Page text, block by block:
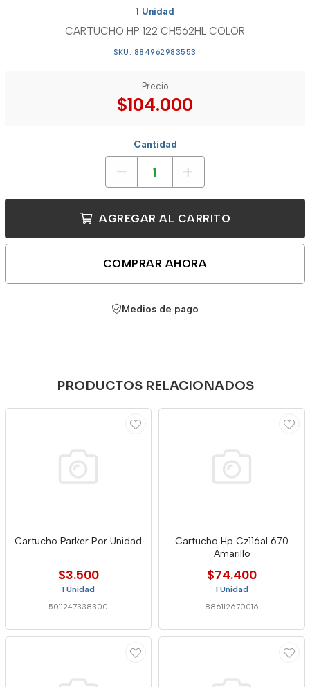
1 Unidad
CARTUCHO HP 122 CH562HL COLOR
SKU: 884962983553
Precio
$104.000
Cantidad
AGREGAR AL CARRITO
COMPRAR AHORA
Medios de pago
PRODUCTOS RELACIONADOS
Cartucho Parker Por Unidad
$3.500
1 Unidad
5011247338300
Cartucho Hp Cz116al 670
Amarillo
$74.400
1 Unidad
886112670016